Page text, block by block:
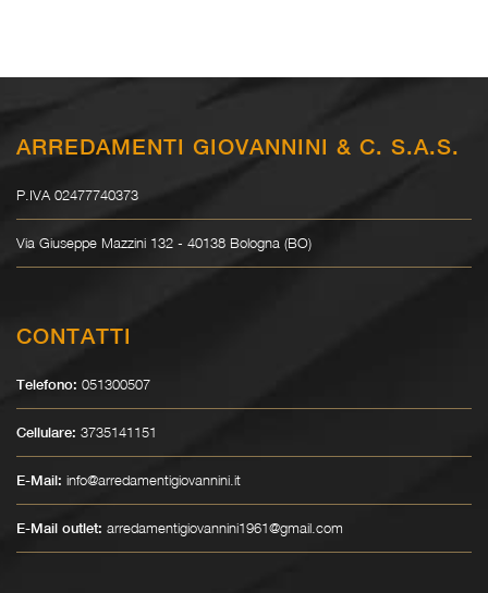
ARREDAMENTI GIOVANNINI & C. S.A.S.
P.IVA 02477740373
Via Giuseppe Mazzini 132 - 40138 Bologna (BO)
CONTATTI
Telefono: 051300507
Cellulare: 3735141151
E-Mail: info@arredamentigiovannini.it
E-Mail outlet: arredamentigiovannini1961@gmail.com